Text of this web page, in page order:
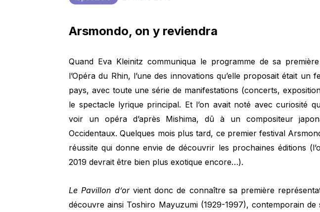
Arsmondo, on y reviendra
Quand Eva Kleinitz communiqua le programme de sa
l’Opéra du Rhin, l’une des innovations qu’elle proposait était un
pays, avec toute une série de manifestations (concerts,
le spectacle lyrique principal. Et l’on avait noté avec curiosité
voir un opéra d’après Mishima, dû à un compositeur
Occidentaux. Quelques mois plus tard, ce premier festival
réussite qui donne envie de découvrir les prochaines éditions
2019 devrait être bien plus exotique encore…).
Le Pavillon d’orvient donc de connaître sa première
découvre ainsi Toshiro Mayuzumi (1929-1997), contemporain